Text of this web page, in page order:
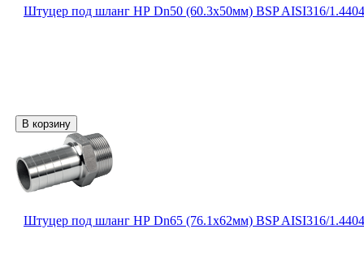
Штуцер под шланг НР Dn50 (60.3х50мм) BSP AISI316/1.4404
Штуцер под шланг НР Dn65 (76.1х62мм) BSP AISI316/1.4404